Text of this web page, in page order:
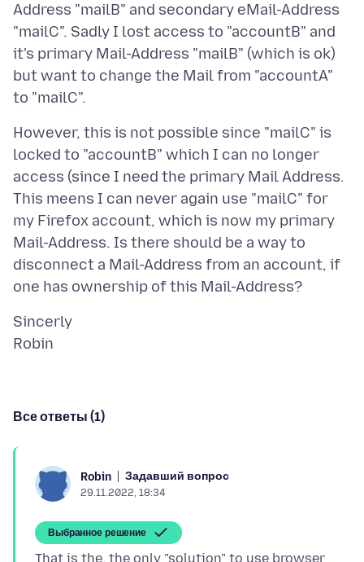
Address "mailB" and secondary eMail-Address
"mailC". Sadly I lost access to "accountB" and
it's primary Mail-Address "mailB" (which is ok)
but want to change the Mail from "accountA"
However, this is not possible since "mailC" is
locked to "accountB" which I can no longer
access (since I need the primary Mail Address.
This meens I can never again use "mailC" for
my Firefox account, which is now my primary
Mail-Address. Is there should be a way to
disconnect a Mail-Address from an account, if
Sincerly
Все ответы (1)
Robin Задавший вопрос
29.11.2022, 18:34
Выбранное решение
That is the, the only "solution" to use browser